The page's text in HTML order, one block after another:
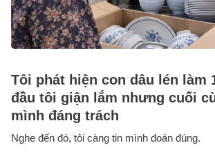
Tôi phát hiện con dâu lén làm
đầu tôi giận lắm nhưng cuối
mình đáng trách
Nghe đến đó, tôi càng tin mình đoán đúng.